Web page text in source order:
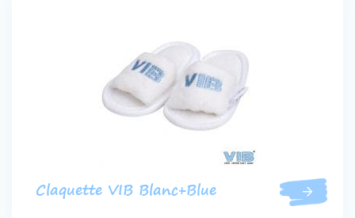
Claquette VIB Blanc+Blue